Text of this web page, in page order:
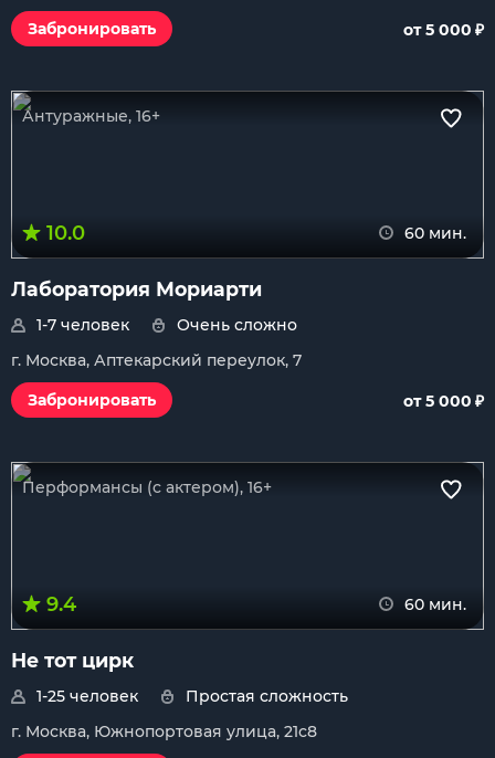
Забронировать
от 5 000 ₽
Антуражные, 16+
10.0 60 мин.
Лаборатория Мориарти
1-7 человек
Очень сложно
г. Москва, Аптекарский переулок, 7
Забронировать
от 5 000 ₽
Перформансы (с актером), 16+
9.4 60 мин.
Не тот цирк
1-25 человек
Простая сложность
г. Москва, Южнопортовая улица, 21с8